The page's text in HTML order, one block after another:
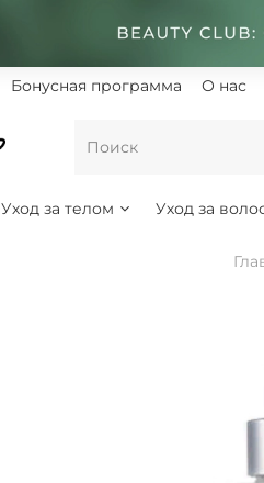
Бонусная программа О нас
Уход за телом Уход за